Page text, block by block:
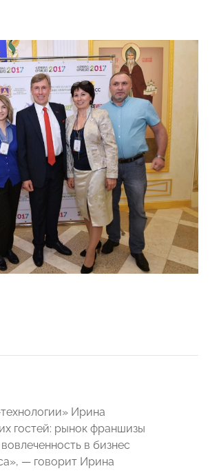
Ирина
гостей: рынок франшизы
в бизнес
— говорит Ирина